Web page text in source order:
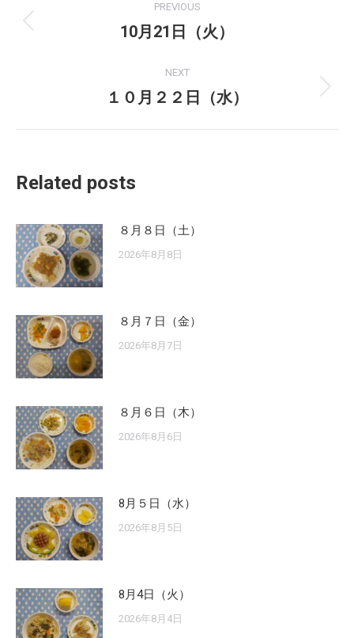
navigation
PREVIOUS
Previous
10月21日（火）
NEXT
Next
１０月２２日（水）
Related posts
８月８日（土）
2026年8月8日
８月７日（金）
2026年8月7日
８月６日（木）
2026年8月6日
8月５日（水）
2026年8月5日
8月4日（火）
2026年8月4日